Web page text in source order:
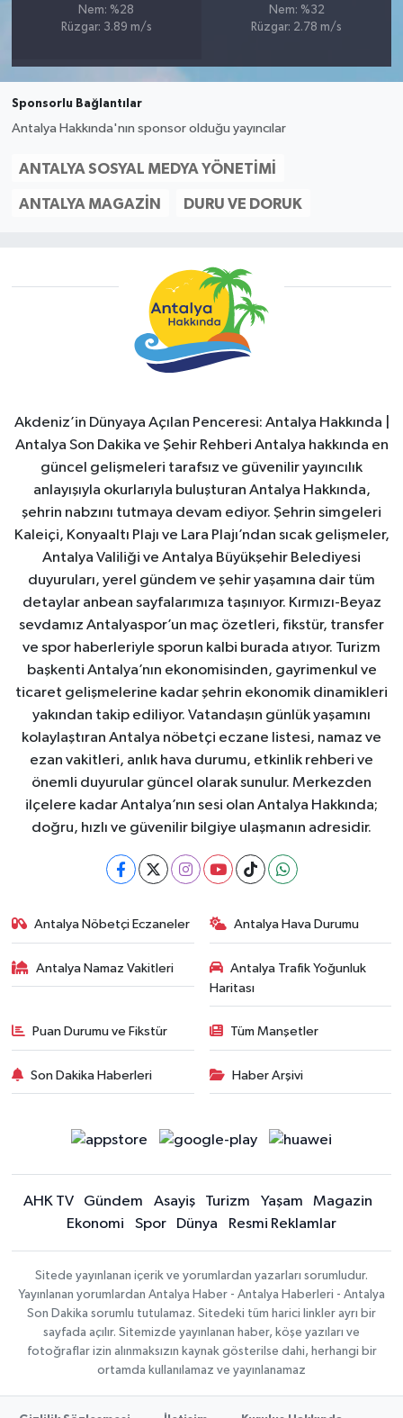
Nem: %28
Rüzgar: 3.89 m/s
Nem: %32
Rüzgar: 2.78 m/s
Sponsorlu Bağlantılar
Antalya Hakkında'nın sponsor olduğu yayıncılar
ANTALYA SOSYAL MEDYA YÖNETIMI
ANTALYA MAGAZIN DURU VE DORUK
Akdeniz’in Dünyaya Açılan Penceresi: Antalya Hakkında |
Antalya Son Dakika ve Şehir Rehberi Antalya hakkında en
güncel gelişmeleri tarafsız ve güvenilir yayıncılık
anlayışıyla okurlarıyla buluşturan Antalya Hakkında,
şehrin nabzını tutmaya devam ediyor. Şehrin simgeleri
Kaleiçi, Konyaaltı Plajı ve Lara Plajı’ndan sıcak gelişmeler,
Antalya Valiliği ve Antalya Büyükşehir Belediyesi
duyuruları, yerel gündem ve şehir yaşamına dair tüm
detaylar anbean sayfalarımıza taşınıyor. Kırmızı-Beyaz
sevdamız Antalyaspor’un maç özetleri, fikstür, transfer
ve spor haberleriyle sporun kalbi burada atıyor. Turizm
başkenti Antalya’nın ekonomisinden, gayrimenkul ve
ticaret gelişmelerine kadar şehrin ekonomik dinamikleri
yakından takip ediliyor. Vatandaşın günlük yaşamını
kolaylaştıran Antalya nöbetçi eczane listesi, namaz ve
ezan vakitleri, anlık hava durumu, etkinlik rehberi ve
önemli duyurular güncel olarak sunulur. Merkezden
ilçelere kadar Antalya’nın sesi olan Antalya Hakkında;
doğru, hızlı ve güvenilir bilgiye ulaşmanın adresidir.
Antalya Nöbetçi Eczaneler Antalya Hava Durumu
Antalya Namaz Vakitleri
Antalya Trafik Yoğunluk
Haritası
Puan Durumu ve Fikstür Tüm Manşetler
Son Dakika Haberleri Haber Arşivi
AHK TV Gündem Asayiş Turizm Yaşam
Magazin
Ekonomi
Spor Dünya Resmi Reklamlar
Sitede yayınlanan içerik ve yorumlardan yazarları sorumludur.
Yayınlanan yorumlardan Antalya Haber - Antalya Haberleri - Antalya
Son Dakika sorumlu tutulamaz. Sitedeki tüm harici linkler ayrı bir
sayfada açılır. Sitemizde yayınlanan haber, köşe yazıları ve
fotoğraflar izin alınmaksızın kaynak gösterilse dahi, herhangi bir
ortamda kullanılamaz ve yayınlanamaz